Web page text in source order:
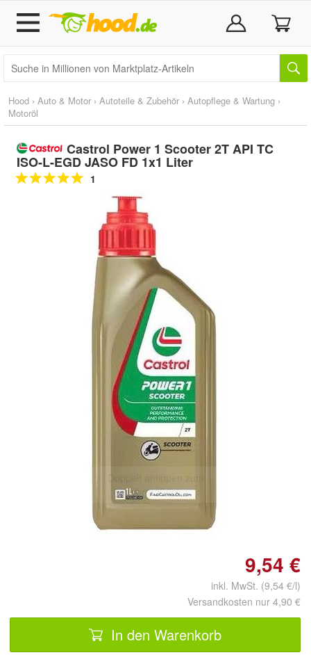
Hood › Auto & Motor › Autoteile & Zubehör › Autopflege & Wartung ›
Motoröl
Castrol Power 1 Scooter 2T API TC
ISO-L-EGD JASO FD 1x1 Liter
1
vergrößern
9,54 €
inkl. MwSt. (9,54 €/l)
Versandkosten nur 4,90 €
In den Warenkorb